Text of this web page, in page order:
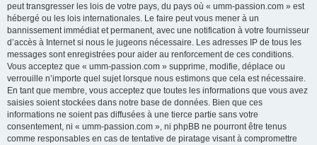
peut transgresser les lois de votre pays, du pays où « umm-passion.com » est
hébergé ou les lois internationales. Le faire peut vous mener à un
bannissement immédiat et permanent, avec une notification à votre fournisseur
d’accès à Internet si nous le jugeons nécessaire. Les adresses IP de tous les
messages sont enregistrées pour aider au renforcement de ces conditions.
Vous acceptez que « umm-passion.com » supprime, modifie, déplace ou
verrouille n’importe quel sujet lorsque nous estimons que cela est nécessaire.
En tant que membre, vous acceptez que toutes les informations que vous avez
saisies soient stockées dans notre base de données. Bien que ces
informations ne soient pas diffusées à une tierce partie sans votre
consentement, ni « umm-passion.com », ni phpBB ne pourront être tenus
comme responsables en cas de tentative de piratage visant à compromettre